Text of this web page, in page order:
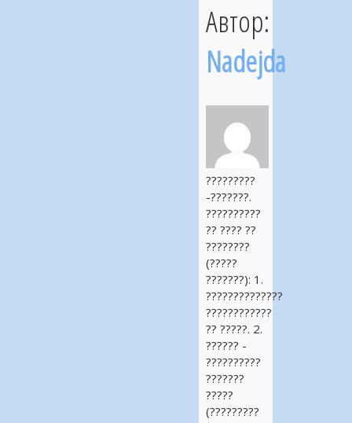
Автор:
Nadejda
?????????
-???????.
??????????
?? ???? ??
????????
(?????
???????): 1.
??????????????
????????????
?? ?????. 2.
?????? -
??????????
???????
?????
(?????????